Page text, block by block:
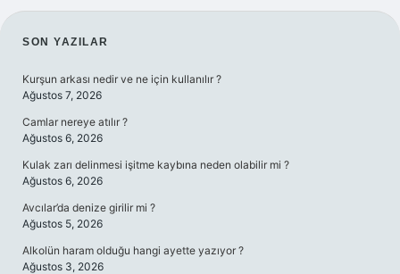
SIDEBAR
SON YAZILAR
Kurşun arkası nedir ve ne için kullanılır ?
Ağustos 7, 2026
Camlar nereye atılır ?
Ağustos 6, 2026
Kulak zarı delinmesi işitme kaybına neden olabilir mi ?
Ağustos 6, 2026
Avcılar’da denize girilir mi ?
Ağustos 5, 2026
Alkolün haram olduğu hangi ayette yazıyor ?
Ağustos 3, 2026